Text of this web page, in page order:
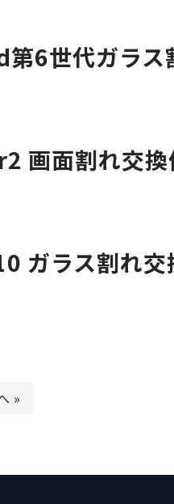
第6世代ガラ
画面割れ交
ガラス割れ
»